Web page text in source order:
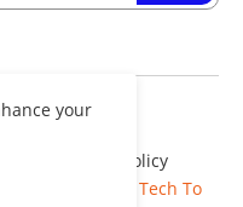
Privacy Policy
Tech To
your